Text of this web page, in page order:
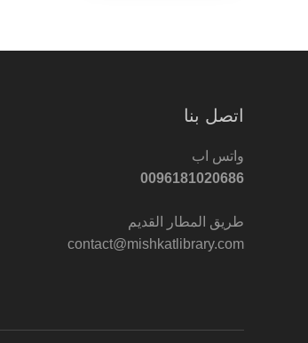
اتصل بنا
واتس اب
0096181020686
طريق المطار القديم
contact@mishkatlibrary.com